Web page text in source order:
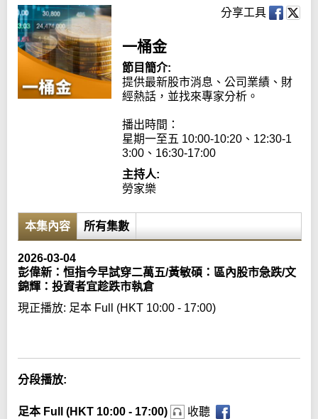
h
分享工具
一桶金
節目簡介:
提供最新股市消息、公司業績、財
經熱話，並找來專家分析。
播出時間：
星期一至五 10:00-10:20、12:30-1
3:00、16:30-17:00
主持人:
勞家樂
本集內容 所有集數
2026-03-04
彭偉新：恒指今早試穿二萬五/黃敏碩：區內股市急跌/文
錦輝：投資者宜趁跌市執倉
現正播放: 足本 Full (HKT 10:00 - 17:00)
分段播放:
足本 Full (HKT 10:00 - 17:00) 收聽